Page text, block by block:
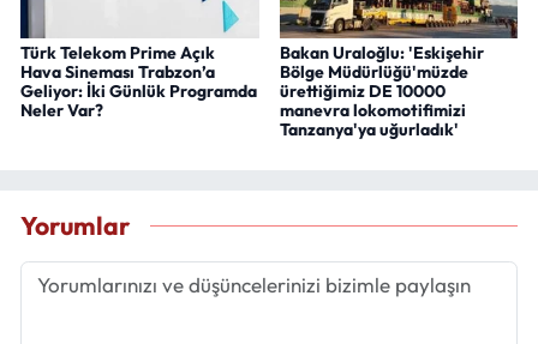
Türk Telekom Prime Açık
Hava Sineması Trabzon’a
Geliyor: İki Günlük Programda
Neler Var?
Bakan Uraloğlu: 'Eskişehir
Bölge Müdürlüğü'müzde
ürettiğimiz DE 10000
manevra lokomotifimizi
Tanzanya'ya uğurladık'
Yorumlar